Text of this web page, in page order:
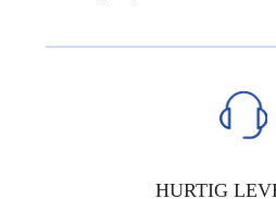
HURTIG